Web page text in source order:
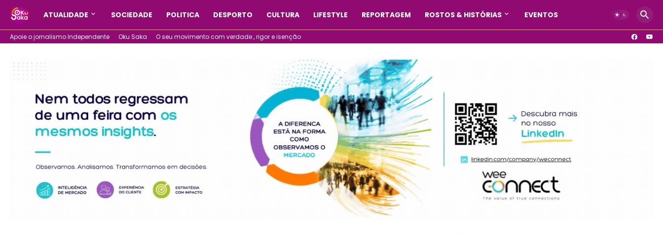
ATUALIDADE SOCIEDADE POLITICA DESPORTO CULTURA LIFESTYLE REPORTAGEM ROSTOS & HISTÓRIAS EVENTOS
Apoie o jornalismo Independente Oku Saka O seu movimento com verdade , rigor e isenção